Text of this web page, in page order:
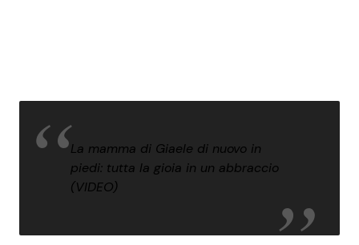
La mamma di Giaele di nuovo in
piedi: tutta la gioia in un abbraccio
(VIDEO)